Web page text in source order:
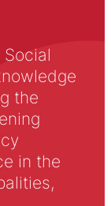
Social
the
in the